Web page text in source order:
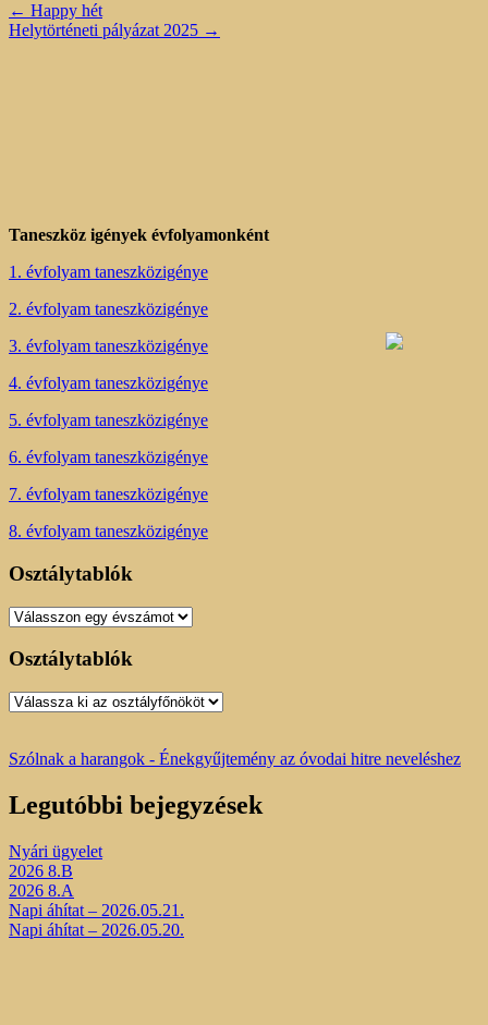
← Happy hét
Helytörténeti pályázat 2025 →
Taneszköz igények évfolyamonként
1. évfolyam taneszközigénye
2. évfolyam taneszközigénye
3. évfolyam taneszközigénye
4. évfolyam taneszközigénye
5. évfolyam taneszközigénye
6. évfolyam taneszközigénye
7. évfolyam taneszközigénye
8. évfolyam taneszközigénye
Osztálytablók
Osztálytablók
Osztálytablók
Osztálytablók
Szólnak a harangok - Énekgyűjtemény az óvodai hitre neveléshez
Legutóbbi bejegyzések
Nyári ügyelet
2026 8.B
2026 8.A
Napi áhítat – 2026.05.21.
Napi áhítat – 2026.05.20.